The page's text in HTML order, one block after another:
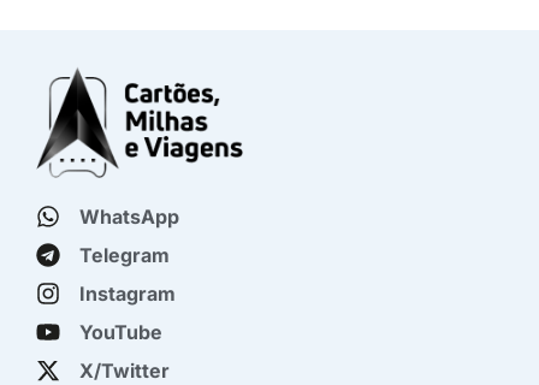
WhatsApp
Telegram
Instagram
YouTube
X/Twitter